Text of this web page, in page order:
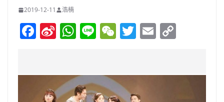
2019-12-11 浩楠
F
e
b
Si
W
ei
W
s
A
Li W
h
at
T
er
E
l y